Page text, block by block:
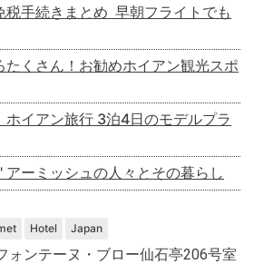
税手続きまとめ 早朝フライトでも
たくさん！お勧めホイアン観光スポ
ホイアン旅行 3泊4日のモデルプラ
ーミッシュの人々とその暮らし
Hotel Japan
ォンテーヌ・ブロー仙石亭206号室